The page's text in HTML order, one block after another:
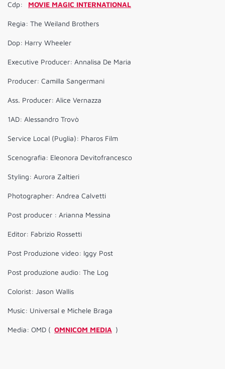
Cdp: MOVIE MAGIC INTERNATIONAL
Regia: The Weiland Brothers
Dop: Harry Wheeler
Executive Producer: Annalisa De Maria
Producer: Camilla Sangermani
Ass. Producer: Alice Vernazza
1AD: Alessandro Trovò
Service Local (Puglia): Pharos Film
Scenografia: Eleonora Devitofrancesco
Styling: Aurora Zaltieri
Photographer: Andrea Calvetti
Post producer : Arianna Messina
Editor: Fabrizio Rossetti
Post Produzione video: Iggy Post
Post produzione audio: The Log
Colorist: Jason Wallis
Music: Universal e Michele Braga
Media: OMD ( OMNICOM MEDIA )